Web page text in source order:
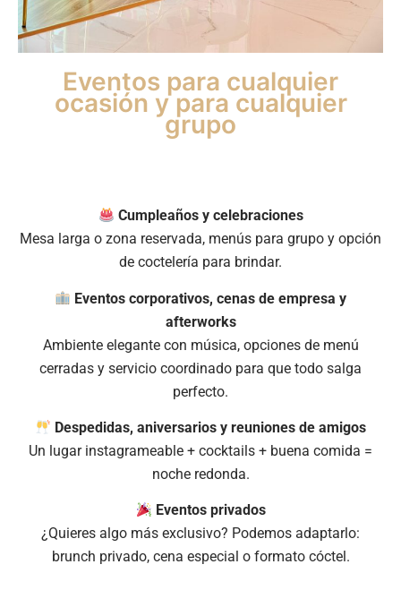
Eventos para cualquier
ocasión y para cualquier
grupo
Cumpleaños y celebraciones
Mesa larga o zona reservada, menús para grupo y opción
de coctelería para brindar.
Eventos corporativos, cenas de empresa y
afterworks
Ambiente elegante con música, opciones de menú
cerradas y servicio coordinado para que todo salga
perfecto.
Despedidas, aniversarios y reuniones de amigos
Un lugar instagrameable + cocktails + buena comida =
noche redonda.
Eventos privados
¿Quieres algo más exclusivo? Podemos adaptarlo:
brunch privado, cena especial o formato cóctel.